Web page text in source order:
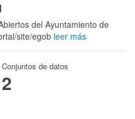
del Ayuntamiento de
site/egob leer más
Conjuntos de datos
2